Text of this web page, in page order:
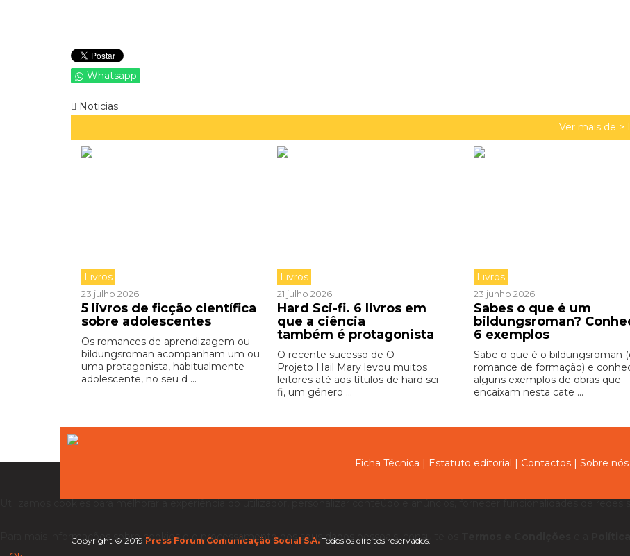
Whatsapp
Noticias
Ver mais de >
Livros
23 julho 2026
5 livros de ficção científica
sobre adolescentes
Os romances de aprendizagem ou
bildungsroman acompanham um ou
uma protagonista, habitualmente
adolescente, no seu d ...
Livros
21 julho 2026
Hard Sci-fi. 6 livros em
que a ciência
também é protagonista
O recente sucesso de O
Projeto Hail Mary levou muitos
leitores até aos títulos de hard sci-
fi, um género ...
Livros
23 junho 2026
Sabes o que é um
bildungsroman?
6 exemplos
Sabe o que é o bildungsroman
romance de formação) e
alguns exemplos de obras que
encaixam nesta cate ...
Ficha Técnica | Estatuto editorial | Contactos | Sobre nós
Copyright © 2019 Press Forum Comunicação Social S.A. Todos os direitos reservados.
Utilizamos cookies para melhorar a experiência do utilizador, personalizar conteúdo e anúncios, fornecer funcionalidades de redes
Para mais informações sobre cookies e o processamento dos seus dados pessoais, consulte os